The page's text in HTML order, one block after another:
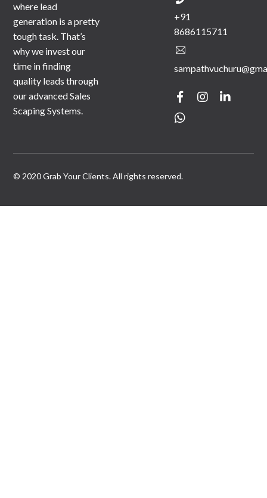
where lead
generation is a pretty
tough task. That’s
why we invest our
time in finding
quality leads through
our advanced Sales
Scaping Systems.
+91
8686115711
© 2020 Grab Your Clients. All rights reserved.